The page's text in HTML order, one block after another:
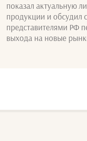
показал актуальную
продукции и обсудил
представителями РФ
выхода на новые